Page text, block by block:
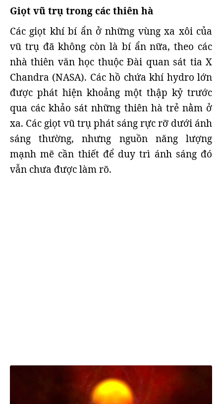
Giọt vũ trụ trong các thiên hà
Các giọt khí bí ẩn ở những vùng xa xôi của
vũ trụ đã không còn là bí ẩn nữa, theo các
nhà thiên văn học thuộc Đài quan sát tia X
Chandra (NASA). Các hồ chứa khí hydro lớn
được phát hiện khoảng một thập kỷ trước
qua các khảo sát những thiên hà trẻ nằm ở
xa. Các giọt vũ trụ phát sáng rực rỡ dưới ánh
sáng thường, nhưng nguồn năng lượng
mạnh mẽ cần thiết để duy trì ánh sáng đó
vẫn chưa được làm rõ.